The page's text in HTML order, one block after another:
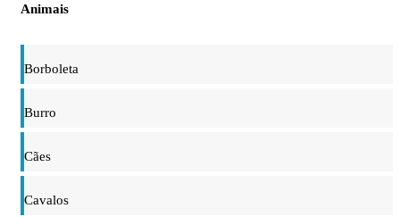
Animais
Borboleta
Burro
Cães
Cavalos